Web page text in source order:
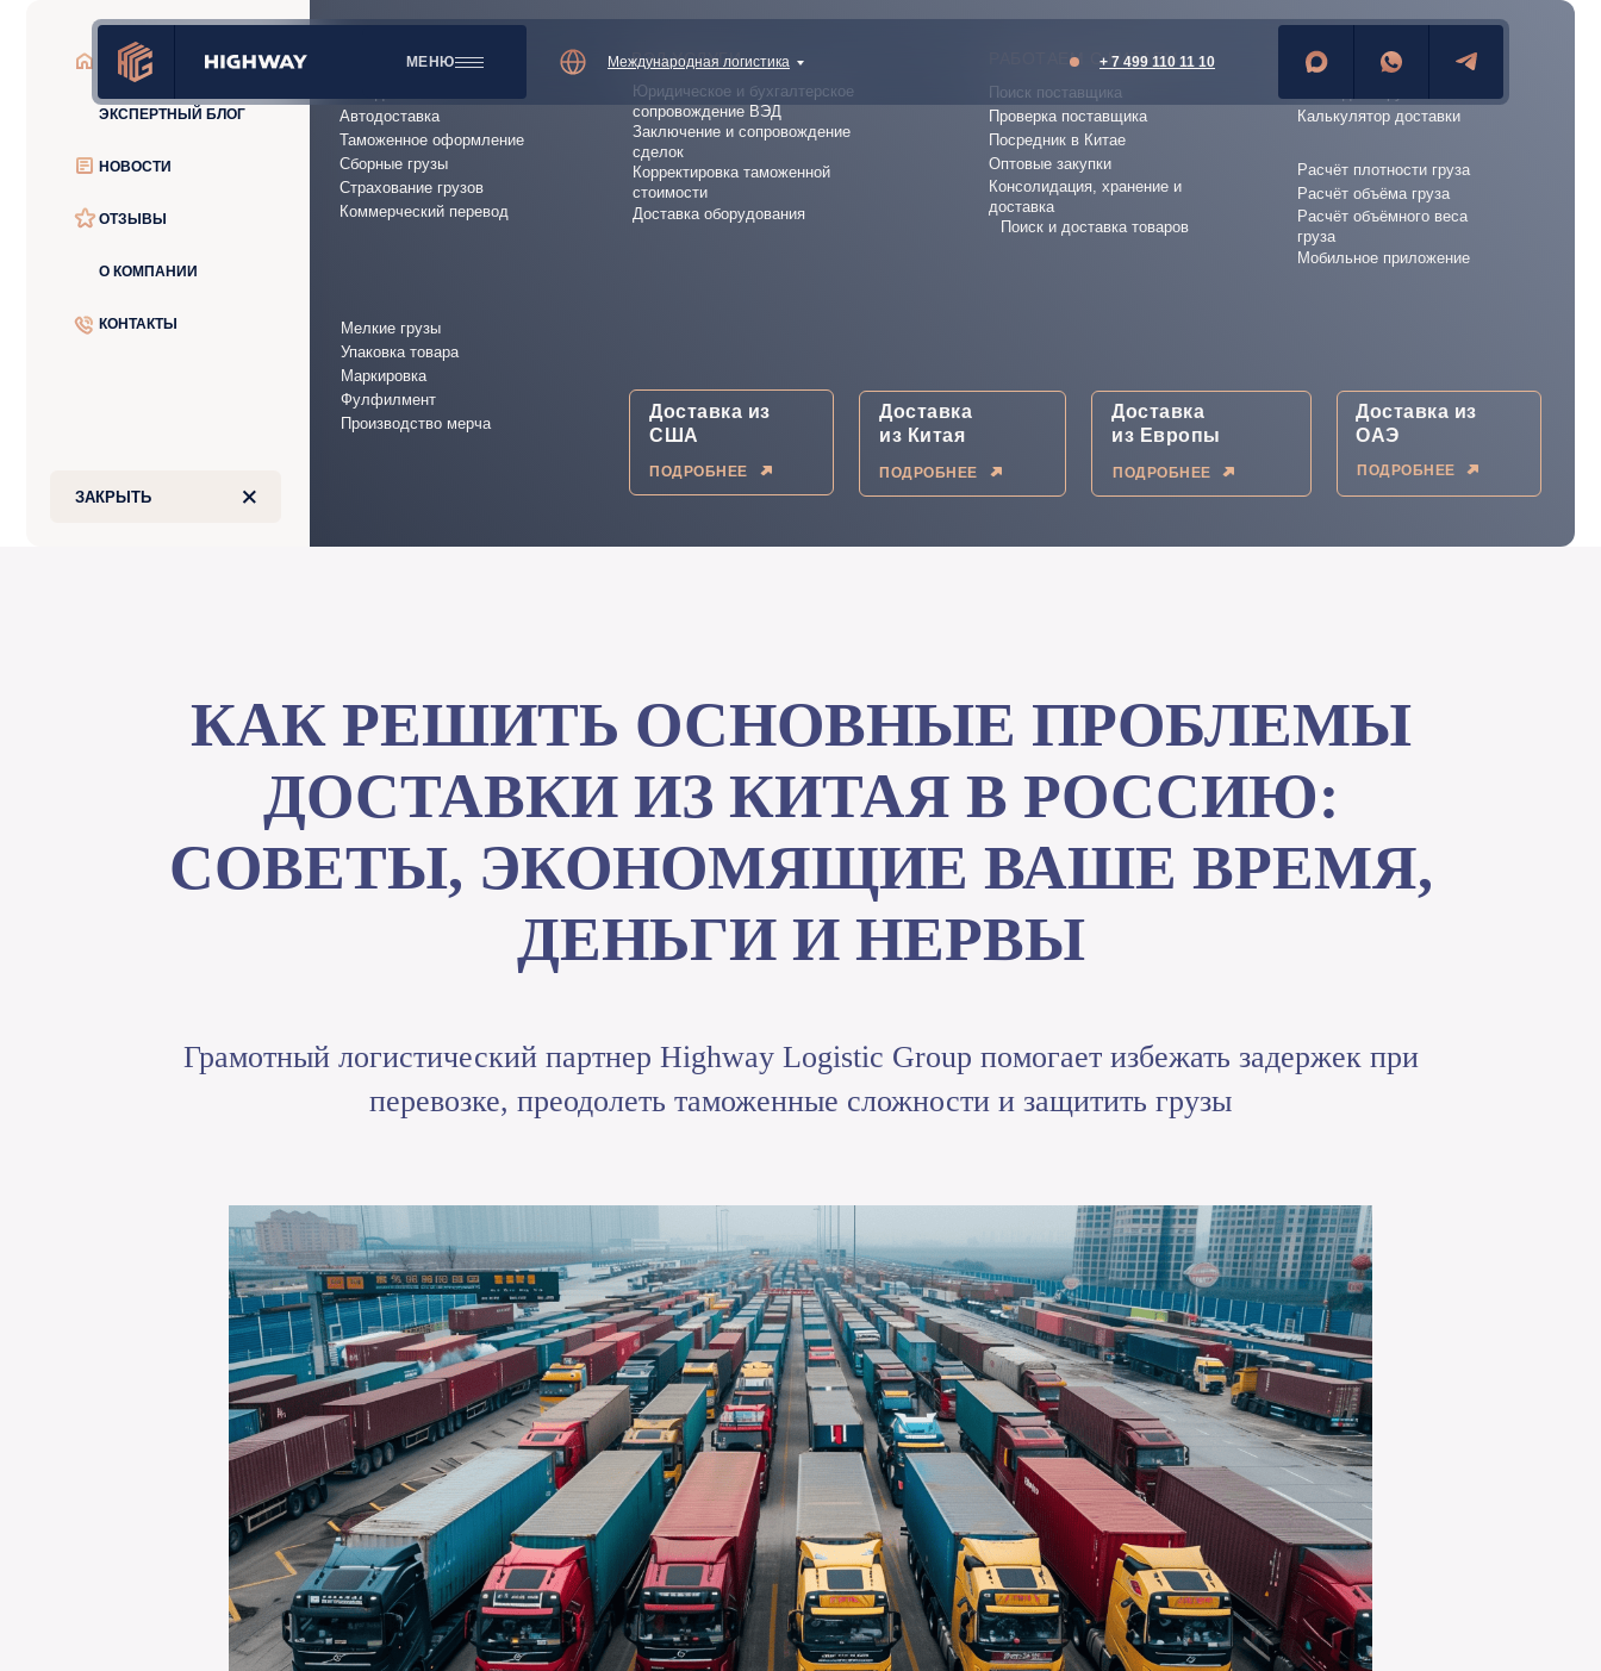
+ 7 499 110 11 10
Международная логистика
МЕНЮ СЕРВИСЫ
УСЛУГИ РАБОТАЕМ С КИТАЕМ
ВЭД УСЛУГИ
Доставка из
ОАЭ
ПОДРОБНЕЕ
Доставка из
США
ПОДРОБНЕЕ
Доставка
из Европы
ПОДРОБНЕЕ
Доставка
из Китая
ПОДРОБНЕЕ
ЗАКРЫТЬ +
ГЛАВНАЯ
ЭКСПЕРТНЫЙ БЛОГ
НОВОСТИ
ОТЗЫВЫ
О КОМПАНИИ
КОНТАКТЫ
Автодоставка
Таможенное оформление
Сборные грузы
Страхование грузов
Коммерческий перевод
Мелкие грузы
Упаковка товара
Маркировка
Фулфилмент
Производство мерча
Поиск поставщика
Проверка поставщика
Посредник в Китае
Оптовые закупки
Консолидация, хранение и
доставка
Поиск и доставка товаров
Калькулятор доставки
Расчёт плотности груза
Расчёт объёма груза
Расчёт объёмного веса
груза
Мобильное приложение
Юридическое и бухгалтерское
сопровождение ВЭД
Заключение и сопровождение
сделок
Корректировка таможенной
стоимости
Доставка оборудования
КАК РЕШИТЬ ОСНОВНЫЕ ПРОБЛЕМЫ
ДОСТАВКИ ИЗ КИТАЯ В РОССИЮ:
СОВЕТЫ, ЭКОНОМЯЩИЕ ВАШЕ ВРЕМЯ,
ДЕНЬГИ И НЕРВЫ
Грамотный логистический партнер Highway Logistic Group помогает избежать задержек при
перевозке, преодолеть таможенные сложности и защитить грузы